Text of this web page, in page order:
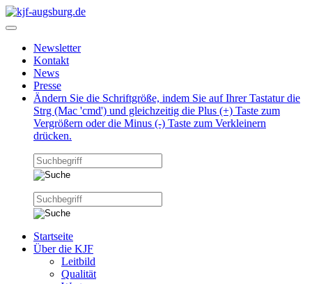
Newsletter
Kontakt
News
Presse
Ändern Sie die Schriftgröße, indem Sie auf Ihrer Tastatur die
Strg (Mac 'cmd') und gleichzeitig die Plus (+) Taste zum
Vergrößern oder die Minus (-) Taste zum Verkleinern
drücken.
Startseite
Über die KJF
Leitbild
Qualität